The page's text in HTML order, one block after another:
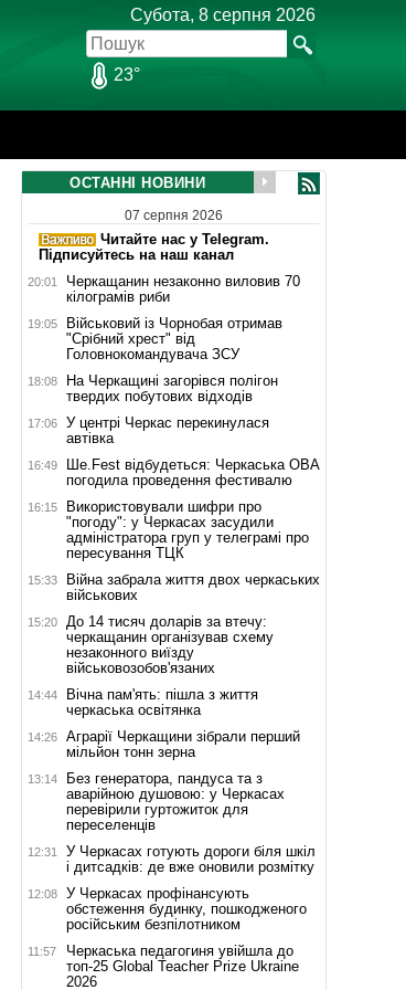
Субота, 8 серпня 2026
23°
ОСТАННІ НОВИНИ
07 серпня 2026
Читайте нас у Telegram.
Підписуйтесь на наш канал
20:01
Черкащанин незаконно виловив 70
кілограмів риби
19:05
Військовий із Чорнобая отримав
"Срібний хрест" від
Головнокомандувача ЗСУ
18:08
На Черкащині загорівся полігон
твердих побутових відходів
17:06
У центрі Черкас перекинулася
автівка
16:49
Ше.Fest відбудеться: Черкаська ОВА
погодила проведення фестивалю
16:15
Використовували шифри про
"погоду": у Черкасах засудили
адміністратора груп у телеграмі про
пересування ТЦК
15:33
Війна забрала життя двох черкаських
військових
15:20
До 14 тисяч доларів за втечу:
черкащанин організував схему
незаконного виїзду
військовозобов'язаних
14:44
Вічна пам'ять: пішла з життя
черкаська освітянка
14:26
Аграрії Черкащини зібрали перший
мільйон тонн зерна
13:14
Без генератора, пандуса та з
аварійною душовою: у Черкасах
перевірили гуртожиток для
переселенців
12:31
У Черкасах готують дороги біля шкіл
і дитсадків: де вже оновили розмітку
12:08
У Черкасах профінансують
обстеження будинку, пошкодженого
російським безпілотником
11:57
Черкаська педагогиня увійшла до
топ-25 Global Teacher Prize Ukraine
2026